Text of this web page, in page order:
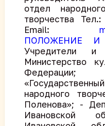
отдел
творчества
Email:
ПОЛОЖЕНИЕ
Учредители и
Министерство
народного
Поленова»; -
Ивановской